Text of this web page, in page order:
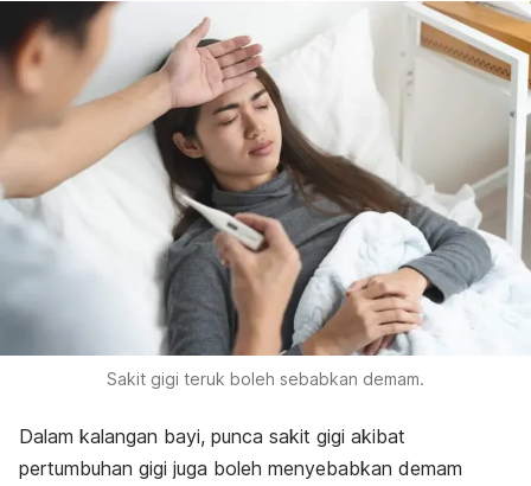
Sakit gigi teruk boleh sebabkan demam.
Dalam kalangan bayi, punca sakit gigi akibat
pertumbuhan gigi juga boleh menyebabkan demam